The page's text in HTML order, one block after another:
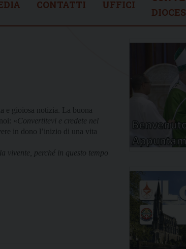
CONTATTI UFFICI
e gioiosa notizia. La buona
«Convertitevi e credete nel
in dono l’inizio di una vita
vivente, perché in questo tempo